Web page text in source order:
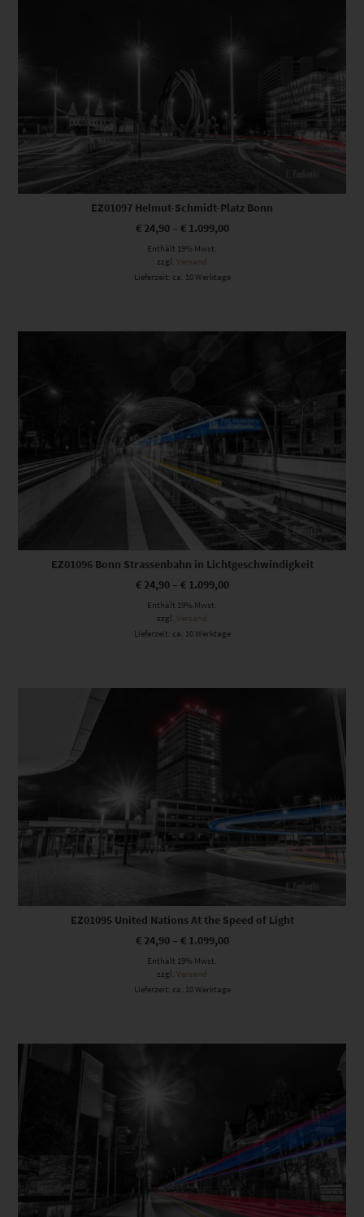
EZ01097 Helmut-Schmidt-Platz Bonn
€24,90– €1.099,00
Enthält 19% Mwst.
zzgl. Versand
Lieferzeit: ca. 10 Werktage
Dieses Produkt weist mehrere Varianten auf. Die Optionen können auf der Produktseite gewählt werden
EZ01096 Bonn Strassenbahn in Lichtgeschwindigkeit
€24,90– €1.099,00
Enthält 19% Mwst.
zzgl.
Versand
Lieferzeit: ca. 10 Werktage
Dieses Produkt weist mehrere Varianten auf. Die Optionen können auf der Produktseite gewählt werden
EZ01095 United Nations At the Speed of Light
€24,90– €1.099,00
Enthält 19% Mwst.
zzgl. Versand
Lieferzeit: ca. 10 Werktage
Dieses Produkt weist mehrere Varianten auf. Die Optionen können auf der Produktseite gewählt werden